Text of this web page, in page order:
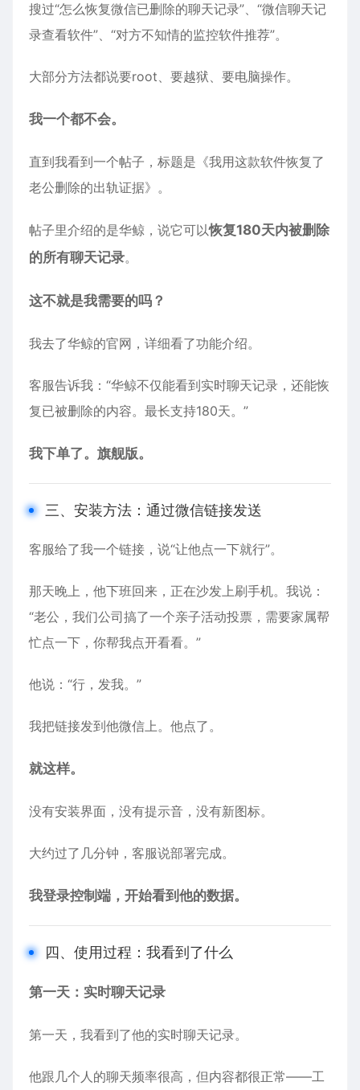
搜过“怎么恢复微信已删除的聊天记录”、“微信聊天记
录查看软件”、“对方不知情的监控软件推荐”。
大部分方法都说要root、要越狱、要电脑操作。
我一个都不会。
直到我看到一个帖子，标题是《我用这款软件恢复了
老公删除的出轨证据》。
帖子里介绍的是华鲸，说它可以恢复180天内被删除
的所有聊天记录。
这不就是我需要的吗？
我去了华鲸的官网，详细看了功能介绍。
客服告诉我：“华鲸不仅能看到实时聊天记录，还能恢
复已被删除的内容。最长支持180天。”
我下单了。旗舰版。
三、安装方法：通过微信链接发送
客服给了我一个链接，说“让他点一下就行”。
那天晚上，他下班回来，正在沙发上刷手机。我说：
“老公，我们公司搞了一个亲子活动投票，需要家属帮
忙点一下，你帮我点开看看。”
他说：“行，发我。”
我把链接发到他微信上。他点了。
就这样。
没有安装界面，没有提示音，没有新图标。
大约过了几分钟，客服说部署完成。
我登录控制端，开始看到他的数据。
四、使用过程：我看到了什么
第一天：实时聊天记录
第一天，我看到了他的实时聊天记录。
他跟几个人的聊天频率很高，但内容都很正常——工